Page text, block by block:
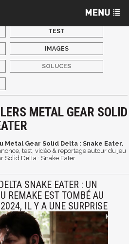
TEST
IMAGES
SOLUCES
METAL GEAR SOLID
Metal Gear Solid Delta : Snake Eater.
test, vidéo & reportage autour du jeu
Solid Delta : Snake Eater
SNAKE EATER : UN
REMAKE EST TOMBÉ AU
IL Y A UNE SURPRISE